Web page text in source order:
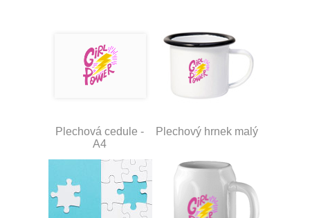
Plechová cedule -
A4
Plechový hrnek malý